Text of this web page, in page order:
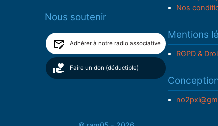
Nous soutenir
Adhérer à notre radio associative
Faire un don (déductible)
Nos
Mentions
RGPD &